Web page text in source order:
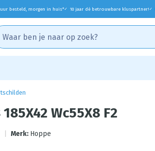
uur besteld, morgen in huis*✓ 10 jaar dé betrouwbare kluspartner! ✓
Wc55X8 F2
Merk: Hoppe